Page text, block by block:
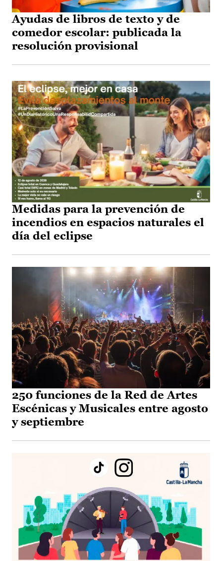
Ayudas de libros de texto y de
comedor escolar: publicada la
resolución provisional
Medidas para la prevención de
incendios en espacios naturales el
día del eclipse
250 funciones de la Red de Artes
Escénicas y Musicales entre agosto
y septiembre